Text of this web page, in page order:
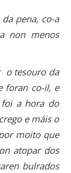
pena, co-a
non menos
o tesouro da
foran co-il, e
foi a hora do
e máis o
moito que
atopar dos
bulrados